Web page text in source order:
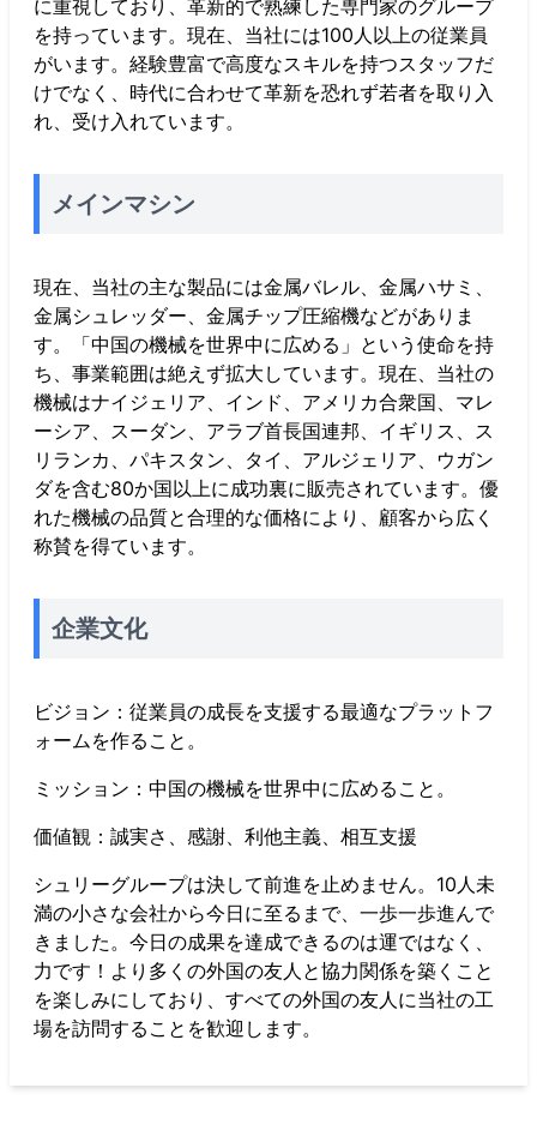
に重視しており、革新的で熟練した専門家のグループ
を持っています。現在、当社には100人以上の従業員
がいます。経験豊富で高度なスキルを持つスタッフだ
けでなく、時代に合わせて革新を恐れず若者を取り入
れ、受け入れています。
メインマシン
現在、当社の主な製品には金属バレル、金属ハサミ、
金属シュレッダー、金属チップ圧縮機などがありま
す。「中国の機械を世界中に広める」という使命を持
ち、事業範囲は絶えず拡大しています。現在、当社の
機械はナイジェリア、インド、アメリカ合衆国、マレ
ーシア、スーダン、アラブ首長国連邦、イギリス、ス
リランカ、パキスタン、タイ、アルジェリア、ウガン
ダを含む80か国以上に成功裏に販売されています。優
れた機械の品質と合理的な価格により、顧客から広く
称賛を得ています。
企業文化
ビジョン：従業員の成長を支援する最適なプラットフ
ォームを作ること。
ミッション：中国の機械を世界中に広めること。
価値観：誠実さ、感謝、利他主義、相互支援
シュリーグループは決して前進を止めません。10人未
満の小さな会社から今日に至るまで、一歩一歩進んで
きました。今日の成果を達成できるのは運ではなく、
力です！より多くの外国の友人と協力関係を築くこと
を楽しみにしており、すべての外国の友人に当社の工
場を訪問することを歓迎します。